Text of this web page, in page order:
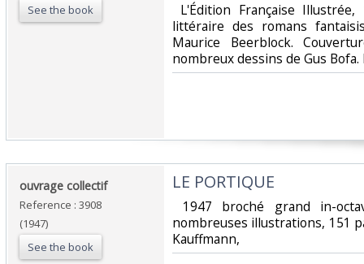
See the book
L'Édition Française
littéraire des romans
Maurice Beerblock.
nombreux dessins de Gus
‎ouvrage collectif‎
Reference : 3908
(1947)
See the book
‎LE PORTIQUE‎
1947 broché grand in-
nombreuses illustrations, 151
Kauffmann,‎